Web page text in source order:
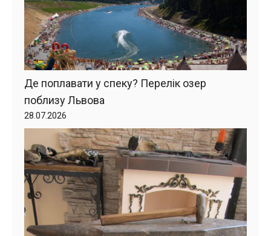
Де поплавати у спеку? Перелік озер
поблизу Львова
28.07.2026